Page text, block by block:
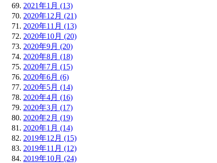
2021年1月 (13)
2020年12月 (21)
2020年11月 (13)
2020年10月 (20)
2020年9月 (20)
2020年8月 (18)
2020年7月 (15)
2020年6月 (6)
2020年5月 (14)
2020年4月 (16)
2020年3月 (17)
2020年2月 (19)
2020年1月 (14)
2019年12月 (15)
2019年11月 (12)
2019年10月 (24)